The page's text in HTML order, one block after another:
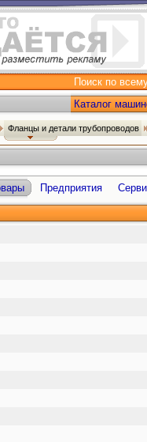
Поиск по
Каталог
Фланцы и детали трубопроводов
Предприятия